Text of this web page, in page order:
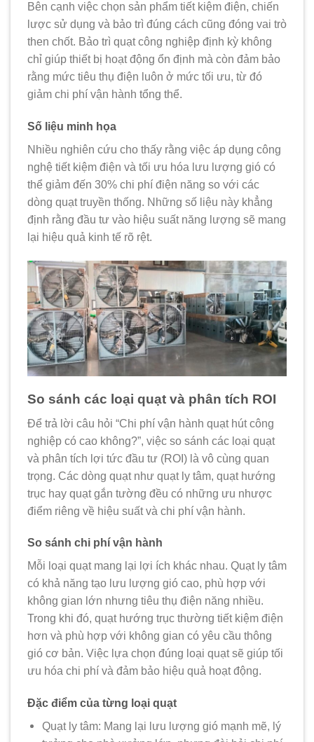
Bên cạnh việc chọn sản phẩm tiết kiệm điện, chiến
lược sử dụng và bảo trì đúng cách cũng đóng vai trò
then chốt. Bảo trì quạt công nghiệp định kỳ không
chỉ giúp thiết bị hoạt động ổn định mà còn đảm bảo
rằng mức tiêu thụ điện luôn ở mức tối ưu, từ đó
giảm chi phí vận hành tổng thể.
Số liệu minh họa
Nhiều nghiên cứu cho thấy rằng việc áp dụng công
nghệ tiết kiệm điện và tối ưu hóa lưu lượng gió có
thể giảm đến 30% chi phí điện năng so với các
dòng quạt truyền thống. Những số liệu này khẳng
định rằng đầu tư vào hiệu suất năng lượng sẽ mang
lại hiệu quả kinh tế rõ rệt.
So sánh các loại quạt và phân tích ROI
Để trả lời câu hỏi “Chi phí vận hành quạt hút công
nghiệp có cao không?”, việc so sánh các loại quạt
và phân tích lợi tức đầu tư (ROI) là vô cùng quan
trọng. Các dòng quạt như quạt ly tâm, quạt hướng
trục hay quạt gắn tường đều có những ưu nhược
điểm riêng về hiệu suất và chi phí vận hành.
So sánh chi phí vận hành
Mỗi loại quạt mang lại lợi ích khác nhau. Quạt ly tâm
có khả năng tạo lưu lượng gió cao, phù hợp với
không gian lớn nhưng tiêu thụ điện năng nhiều.
Trong khi đó, quạt hướng trục thường tiết kiệm điện
hơn và phù hợp với không gian có yêu cầu thông
gió cơ bản. Việc lựa chọn đúng loại quạt sẽ giúp tối
ưu hóa chi phí và đảm bảo hiệu quả hoạt động.
Đặc điểm của từng loại quạt
Quạt ly tâm: Mang lại lưu lượng gió mạnh mẽ, lý